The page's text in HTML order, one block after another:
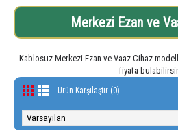
Merkezi Ezan ve
Kablosuz Merkezi Ezan ve Vaaz Cihaz
fiyata
Ürün Karşılaştır (0)